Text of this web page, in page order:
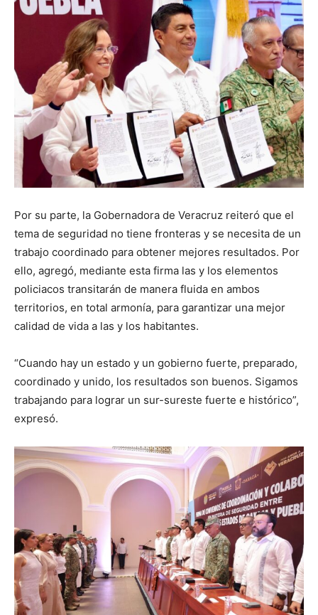
Por su parte, la Gobernadora de Veracruz reiteró que el
tema de seguridad no tiene fronteras y se necesita de un
trabajo coordinado para obtener mejores resultados. Por
ello, agregó, mediante esta firma las y los elementos
policiacos transitarán de manera fluida en ambos
territorios, en total armonía, para garantizar una mejor
calidad de vida a las y los habitantes.
“Cuando hay un estado y un gobierno fuerte, preparado,
coordinado y unido, los resultados son buenos. Sigamos
trabajando para lograr un sur-sureste fuerte e histórico”,
expresó.